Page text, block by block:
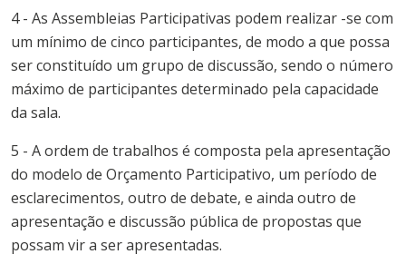
4 - As Assembleias Participativas podem realizar -se com
um mínimo de cinco participantes, de modo a que possa
ser constituído um grupo de discussão, sendo o número
máximo de participantes determinado pela capacidade
da sala.
5 - A ordem de trabalhos é composta pela apresentação
do modelo de Orçamento Participativo, um período de
esclarecimentos, outro de debate, e ainda outro de
apresentação e discussão pública de propostas que
possam vir a ser apresentadas.